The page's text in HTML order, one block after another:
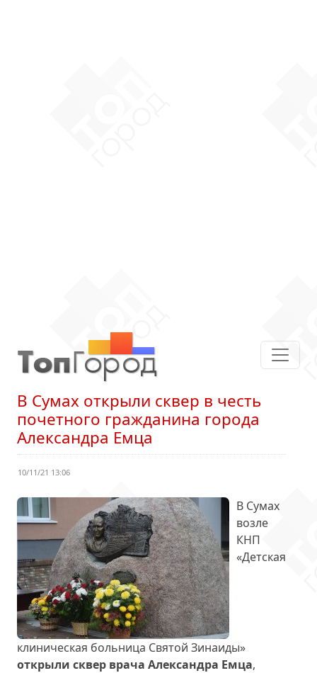
В Сумах открыли сквер в честь
почетного гражданина города
Александра Емца
10/11/21 13:06
В Сумах
возле
КНП
«Детская
клиническая больница Святой Зинаиды»
открыли сквер врача Александра Емца,